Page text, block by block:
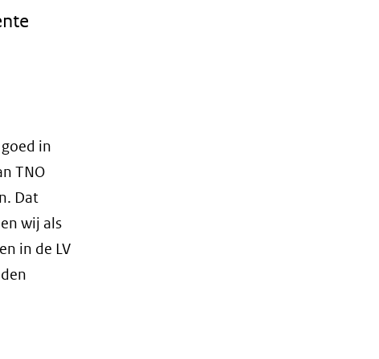
in
TNO
Dat
wij als
in de LV